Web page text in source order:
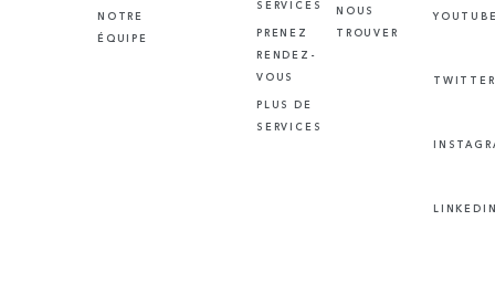
NOTRE
ÉQUIPE
SERVICES
PRENEZ
RENDEZ-
VOUS
PLUS DE
SERVICES
NOUS
TROUVER
TWITTER